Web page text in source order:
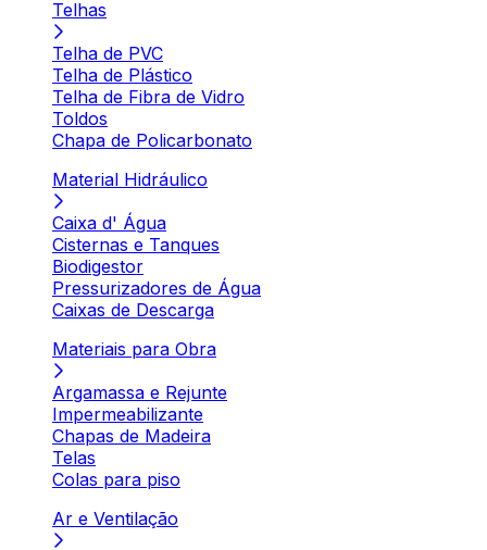
Telhas
Telha de PVC
Telha de Plástico
Telha de Fibra de Vidro
Toldos
Chapa de Policarbonato
Material Hidráulico
Caixa d' Água
Cisternas e Tanques
Biodigestor
Pressurizadores de Água
Caixas de Descarga
Materiais para Obra
Argamassa e Rejunte
Impermeabilizante
Chapas de Madeira
Telas
Colas para piso
Ar e Ventilação